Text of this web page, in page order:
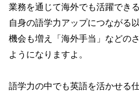
業務を通じて海外でも活躍でき
自身の語学力アップにつながる
機会も増え「海外手当」などの
ようになりますよ。
語学力の中でも英語を活かせる